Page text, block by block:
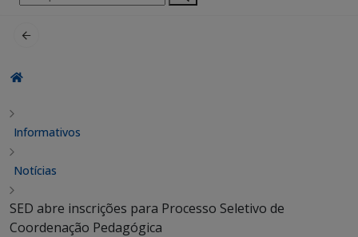
por:
Informativos
Notícias
SED abre inscrições para Processo Seletivo de
Coordenação Pedagógica